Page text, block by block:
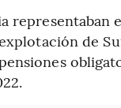
representaban
de